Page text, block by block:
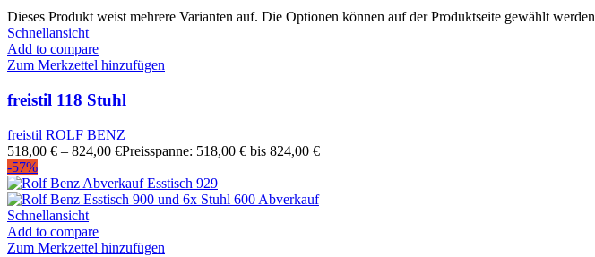
Dieses Produkt weist mehrere Varianten auf. Die Optionen können auf der Produktseite gewählt werden
Schnellansicht
Add to compare
Zum Merkzettel hinzufügen
freistil 118 Stuhl
freistil ROLF BENZ
518,00 € – 824,00 €Preisspanne: 518,00 € bis 824,00 €
-57%
Schnellansicht
Add to compare
Zum Merkzettel hinzufügen